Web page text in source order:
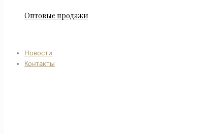
Оптовые продажи
Новости
Контакты